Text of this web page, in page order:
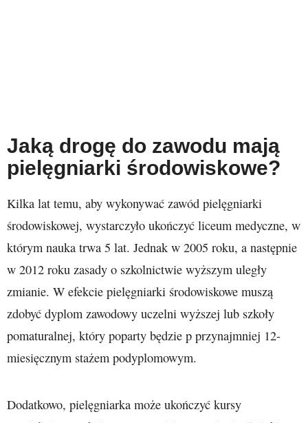
Jaką drogę do zawodu mają
pielęgniarki środowiskowe?
Kilka lat temu, aby wykonywać zawód pielęgniarki
środowiskowej, wystarczyło ukończyć liceum medyczne, w
którym nauka trwa 5 lat. Jednak w 2005 roku, a następnie
w 2012 roku zasady o szkolnictwie wyższym uległy
zmianie. W efekcie pielęgniarki środowiskowe muszą
zdobyć dyplom zawodowy uczelni wyższej lub szkoły
pomaturalnej, który poparty będzie p przynajmniej 12-
miesięcznym stażem podyplomowym.
Dodatkowo, pielęgniarka może ukończyć kursy